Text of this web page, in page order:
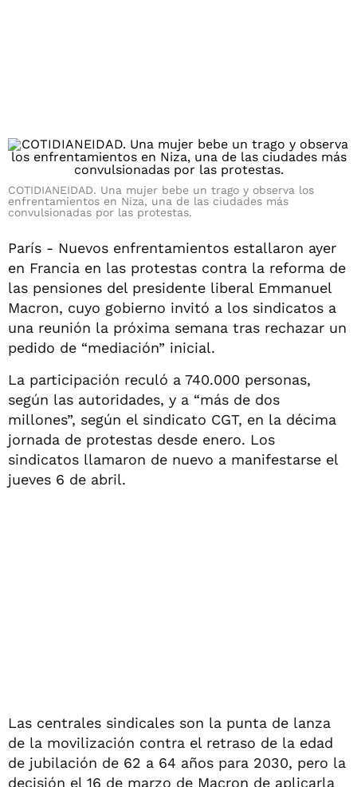
COTIDIANEIDAD. Una mujer bebe un trago y observa los
enfrentamientos en Niza, una de las ciudades más
convulsionadas por las protestas.
París - Nuevos enfrentamientos estallaron ayer
en Francia en las protestas contra la reforma de
las pensiones del presidente liberal Emmanuel
Macron, cuyo gobierno invitó a los sindicatos a
una reunión la próxima semana tras rechazar un
pedido de “mediación” inicial.
La participación reculó a 740.000 personas,
según las autoridades, y a “más de dos
millones”, según el sindicato CGT, en la décima
jornada de protestas desde enero. Los
sindicatos llamaron de nuevo a manifestarse el
jueves 6 de abril.
Las centrales sindicales son la punta de lanza
de la movilización contra el retraso de la edad
de jubilación de 62 a 64 años para 2030, pero la
decisión el 16 de marzo de Macron de aplicarla